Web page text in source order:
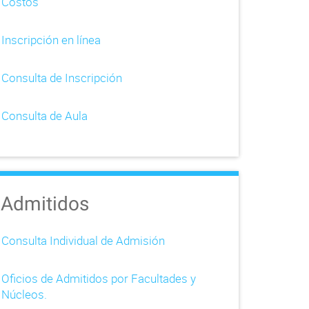
Inscripción en línea
Consulta de Inscripción
Consulta de Aula
Admitidos
Consulta Individual de Admisión
Oficios de Admitidos por Facultades y
Núcleos.